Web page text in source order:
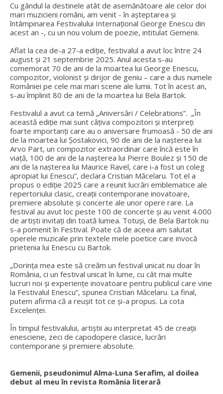
Cu gândul la destinele atât de asemănătoare ale celor doi
mari muzicieni români, am venit - în așteptarea și
întâmpinarea Festivalului Internațional George Enescu din
acest an -, cu un nou volum de poezie, intitulat Gemenii.
Aflat la cea de-a 27-a ediție, festivalul a avut loc între 24
august și 21 septembrie 2025. Anul acesta s-au
comemorat 70 de ani de la moartea lui George Enescu,
compozitor, violonist și dirijor de geniu – care a dus numele
României pe cele mai mari scene ale lumii. Tot în acest an,
s-au împlinit 80 de ani de la moartea lui Bela Bartok.
Festivalul a avut ca temă „Aniversări / Celebrations”. „În
această ediție mai sunt câțiva compozitori și interpreți
foarte importanți care au o aniversare frumoasă - 50 de ani
de la moartea lui Șostakovici, 90 de ani de la nașterea lui
Arvo Pärt, un compozitor extraordinar care încă este în
viață, 100 de ani de la nașterea lui Pierre Boulez și 150 de
ani de la nașterea lui Maurice Ravel, care i-a fost un coleg
apropiat lui Enescu”, declara Cristian Măcelaru. Tot el a
propus o ediție 2025 care a reunit lucrări emblematice ale
repertoriului clasic, creații contemporane inovatoare,
premiere absolute și concerte ale unor opere rare. La
festival au avut loc peste 100 de concerte și au venit 4.000
de artiști invitați din toată lumea. Totuși, de Bela Bartok nu
s-a pomenit în Festival. Poate că de aceea am salutat
operele muzicale prin textele mele poetice care invocă
prietenia lui Enescu cu Bartok.
„Dorința mea este să creăm un festival unicat nu doar în
România, ci un festival unicat în lume, cu cât mai multe
lucruri noi și experiențe inovatoare pentru publicul care vine
la Festivalul Enescu”, spunea Cristian Măcelaru. La final,
putem afirma că a reușit tot ce și-a propus. La cota
Excelenței.
În timpul festivalului, artiștii au interpretat 45 de creații
enesciene, zeci de capodopere clasice, lucrări
contemporane și premiere absolute.
Gemenii, pseudonimul Alma-Luna Serafim, al doilea
debut al meu în revista România literară